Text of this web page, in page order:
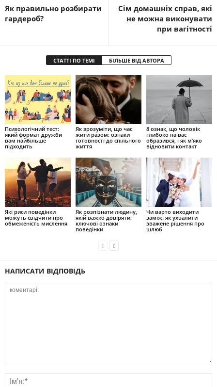
Як правильно розбирати
гардероб?
Сім домашніх справ, які
не можна виконувати
при вагітності
СТАТТІ ПО ТЕМІ БІЛЬШЕ ВІД АВТОРА
Психологічний тест:
який формат дружби
вам найбільше
підходить
Як зрозуміти, що час
жити разом: ознаки
готовності до спільного
життя
8 ознак, що чоловік
глибоко на вас
образився, і як м’яко
відновити контакт
Які риси поведінки
можуть свідчити про
обмеженість мислення
Як розпізнати людину,
якій важко довіряти:
ключові ознаки
поведінки
Чи варто виходити
заміж: як ухвалити
зважене рішення про
шлюб
НАПИСАТИ ВІДПОВІДЬ